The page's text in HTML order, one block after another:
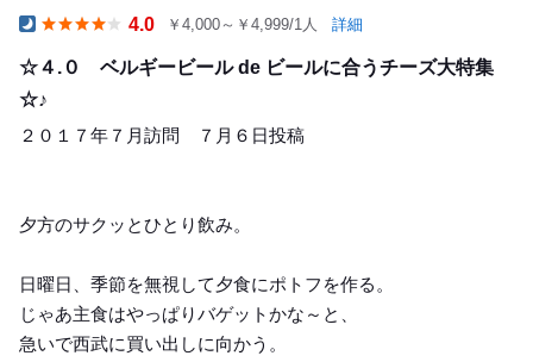
12 4.0 ￥4,000～￥4,999/1人 詳細
☆４.０ ベルギービール de ビールに合うチーズ大特集
☆♪
２０１７年７月訪問 ７月６日投稿
夕方のサクッとひとり飲み。
日曜日、季節を無視して夕食にポトフを作る。
じゃあ主食はやっぱりバゲットかな～と、
急いで西武に買い出しに向かう。